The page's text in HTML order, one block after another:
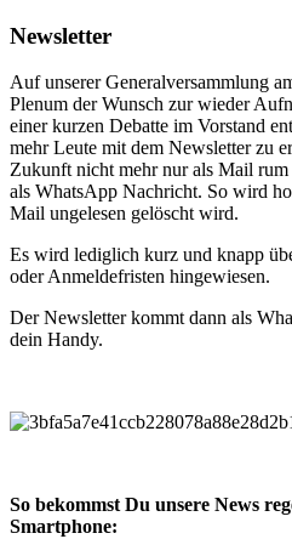
Newsletter
Auf unserer Generalversammlung
Plenum der Wunsch zur wieder
einer kurzen Debatte im Vorstand
mehr Leute mit dem Newsletter zu
Zukunft nicht mehr nur als Mail rum
als WhatsApp Nachricht. So wird
Mail ungelesen gelöscht wird.
Es wird lediglich kurz und knapp
oder Anmeldefristen hingewiesen.
Der Newsletter kommt dann als
dein Handy.
So bekommst Du unsere News
Smartphone: